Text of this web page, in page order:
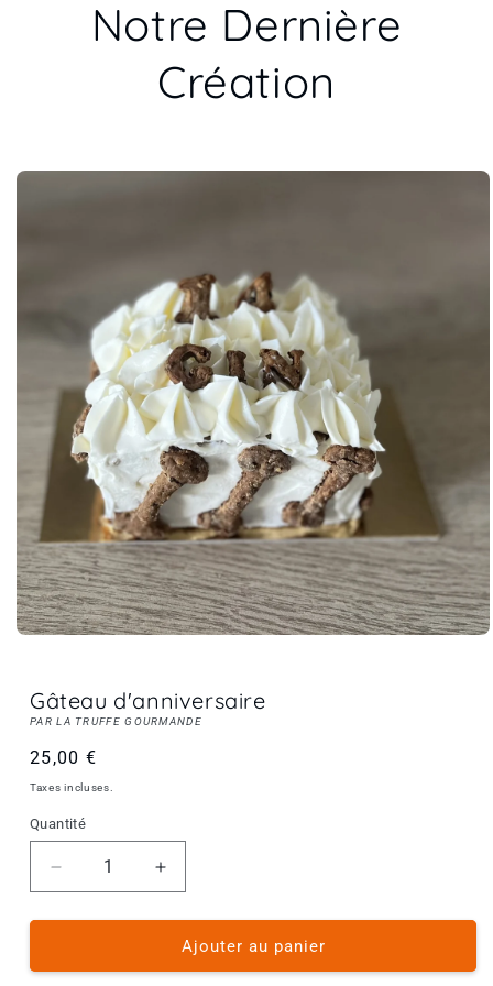
Notre Dernière
Création
Passer aux
Gâteau d'anniversaire
PAR LA TRUFFE GOURMANDE
Prix
habituel
25,00 €
Taxes incluses.
Quantité
Réduire
la
quantité
Gâteau
Augmenter
la
quantité
Gâteau
Ajouter au panier